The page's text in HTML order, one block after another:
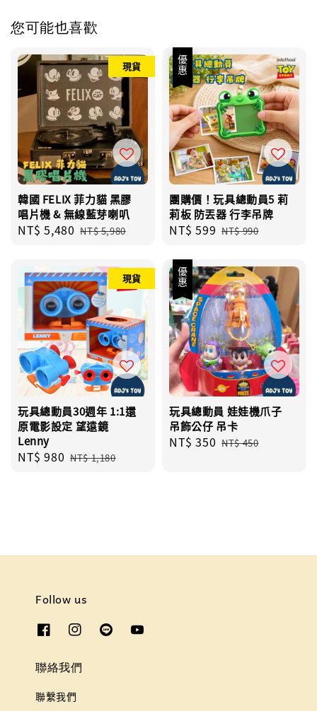
您可能也喜歡
現貨
韓國 FELIX 菲力貓 黑膠
唱片機 & 無線藍芽喇叭
Sale
NT$ 5,480 Regular
NT$ 5,980
優惠
團購價！玩具總動員5 莉
莉板 防丟器 行李吊牌
Sale
NT$ 599 Regular
NT$ 990
現貨
玩具總動員30週年 1:1還
原電影設定 望遠鏡
Lenny
Sale
NT$ 980 Regular
NT$ 1,180
優惠
玩具總動員 娃娃機爪子
吊飾公仔 吊卡
Sale
NT$ 350 Regular
NT$ 450
Follow us
聯絡我們
聯繫我們